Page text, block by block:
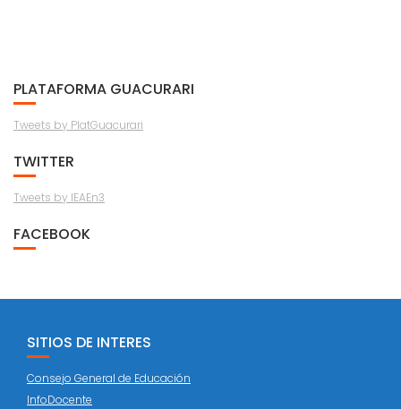
PLATAFORMA GUACURARI
Tweets by PlatGuacurari
TWITTER
Tweets by IEAEn3
FACEBOOK
SITIOS DE INTERES
Consejo General de Educación
InfoDocente